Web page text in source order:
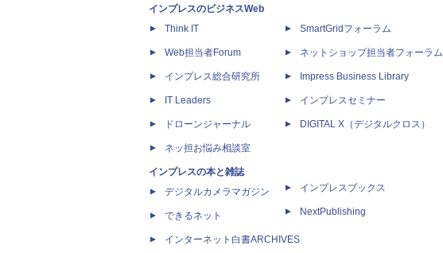
インプレスのビジネスWeb
Think IT
Web担当者Forum
インプレス総合研究所
IT Leaders
ドローンジャーナル
ネッ担お悩み相談室
インプレスの本と雑誌
デジタルカメラマガジン
できるネット
インターネット白書ARCHIVES
SmartGridフォーラム
ネットショップ担当者フォーラム
Impress Business Library
インプレスセミナー
DIGITAL X（デジタルクロス）
インプレスブックス
NextPublishing